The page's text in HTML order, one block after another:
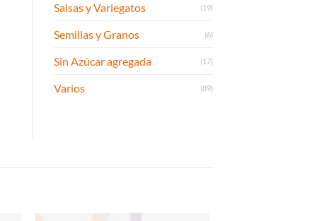
Salsas y Variegatos (19)
Semillas y Granos (6)
Sin Azúcar agregada (17)
Varios (89)